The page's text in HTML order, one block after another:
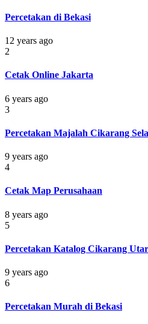
Percetakan di Bekasi
12 years ago
2
Cetak Online Jakarta
6 years ago
3
Percetakan Majalah Cikarang
9 years ago
4
Cetak Map Perusahaan
8 years ago
5
Percetakan Katalog Cikarang
9 years ago
6
Percetakan Murah di Bekasi